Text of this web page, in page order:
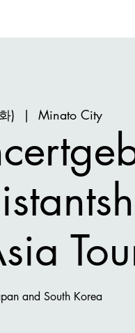
)
  |
Minato City
and South Korea